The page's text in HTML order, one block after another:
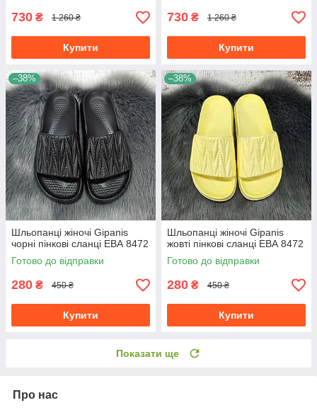
730 ₴ 1 260 ₴
Купити
730 ₴ 1 260 ₴
Купити
–38%
Шльопанці жіночі Gipanis
чорні пінкові сланці ЕВА 8472
Готово до відправки
280 ₴ 450 ₴
Купити
–38%
Шльопанці жіночі Gipanis
жовті пінкові сланці ЕВА 8472
Готово до відправки
280 ₴ 450 ₴
Купити
Показати ще
Про нас